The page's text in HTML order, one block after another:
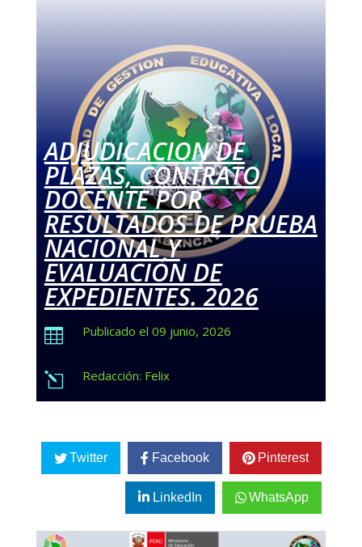
ADJUDICACION DE
PLAZAS, CONTRATO
DOCENTE POR
RESULTADOS DE PRUEBA
NACIONAL Y
EVALUACIÓN DE
EXPEDIENTES. 2026
 Publicado el 09 junio, 2026
l Redacción: Felix
Twitter Facebook Pinterest
LinkedIn WhatsApp